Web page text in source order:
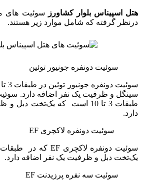
هتل اسپیناس بلوار کشاورز سوئیت‌ های
درنظر گرفته که شامل موارد زیر هستند.
سوئیت دونفره جونیور توئین
سینگل و ظرفیت یک نفر اضافه دارد.
طبقات 3 تا 10 است که یک‌تخت
دارد.
سوئیت دونفره لاکچری EF
یک‌تخت دبل و ظرفیت یک نفر اضافه دارد.
سوئیت سه‌ نفره پرزیدنت EF